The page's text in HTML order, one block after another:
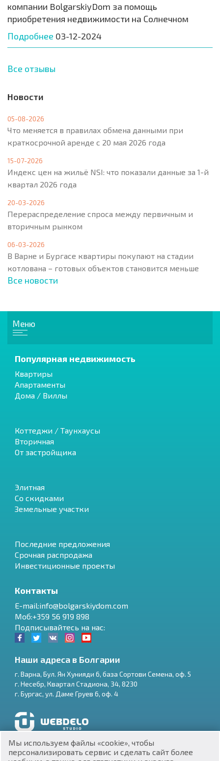
$
₽
компании BolgarskiyDom за помощь
приобретения недвижимости на Солнечном
Подробнее 03-12-2024
Все отзывы
Новости
05-08-2026
Что меняется в правилах обмена данными при
краткосрочной аренде с 20 мая 2026 года
15-07-2026
Индекс цен на жильё NSI: что показали данные за 1-й
квартал 2026 года
20-03-2026
Перераспределение спроса между первичным и
вторичным рынком
06-03-2026
В Варне и Бургасе квартиры покупают на стадии
котлована – готовых объектов становится меньше
Все новости
Меню
Популярная недвижимость
Квартиры
Апартаменты
Дома / Виллы
Коттеджи / Таунхаусы
Вторичная
От застройщика
Элитная
Со скидками
Земельные участки
Последние предложения
Срочная распродажа
Инвестиционные проекты
Контакты
E-mail:info@bolgarskiydom.com
Моб:+359 56 919 898
Подписывайтесь на нас:
Наши адреса в Болгарии
г. Варна, Бул. Ян Хунияди 6, база Сортови Семена, оф. 5
г. Несебр, Квартал Стадиона, 34, 8230
г. Бургас, ул. Даме Груев 6, оф. 4
Разработка и SEO продвижение сайтов
Мы используем файлы «cookie», чтобы
персонализировать сервис и сделать сайт более